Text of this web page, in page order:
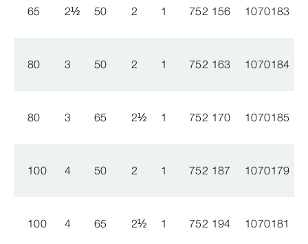
65 2½ 50 2 1 752 156 1070183
80 3 50 2 1 752 163 1070184
80 3 65 2½ 1 752 170 1070185
100 4 50 2 1 752 187 1070179
100 4 65 2½ 1 752 194 1070181